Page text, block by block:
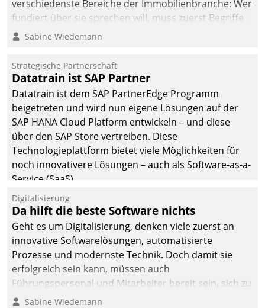
bewährte und Startup-
agile Projektmethoden.
verschiedenste Bereiche der Immobilienbranche: Wer
fundiert über sie sprechen will, muss zuerst Begriffe
klären. Ein Aspekt ist die betriebliche Optimierung:
Einsparungen durch optimierte und automatisierte
Prozesse. Doch man darf nicht zu viel erwarten: Allein
mit der Einführung einer neuen Software ist es nicht
getan. Die Digitalisierung erfordert von Unternehmen
die Bereitschaft, sich zu überprüfen, zu hinterfragen
und zu verändern.
Sabine Wiedemann
Strategische Partnerschaft
Datatrain ist SAP Partner
Datatrain ist dem SAP PartnerEdge Programm
beigetreten und wird nun eigene Lösungen auf der
SAP HANA Cloud Platform entwickeln – und diese
über den SAP Store vertreiben. Diese
Technologieplattform bietet viele Möglichkeiten für
noch innovativere Lösungen – auch als Software-as-a-
Service (SaaS).
Digitalisierung
Da hilft die beste Software nichts
Geht es um Digitalisierung, denken viele zuerst an
innovative Softwarelösungen, automatisierte
Prozesse und modernste Technik. Doch damit sie
erfolgreich sein kann, müssen auch
Führungspersonal und Mitarbeiter bereit sein, sich zu
verändern und anzupassen, sonst werden sie an ihr
Sabine Wiedemann